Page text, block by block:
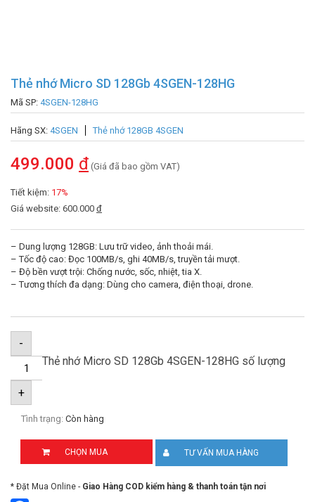
Thẻ nhớ Micro SD 128Gb 4SGEN-128HG
Mã SP: 4SGEN-128HG
Hãng SX: 4SGEN Thẻ nhớ 128GB 4SGEN
499.000 đ (Giá đã bao gồm VAT)
Tiết kiệm: 17%
Giá website: 600.000 đ
– Dung lượng 128GB: Lưu trữ video, ảnh thoải mái.
– Tốc độ cao: Đọc 100MB/s, ghi 40MB/s, truyền tải mượt.
– Độ bền vượt trội: Chống nước, sốc, nhiệt, tia X.
– Tương thích đa dạng: Dùng cho camera, điện thoại, drone.
-
Thẻ nhớ Micro SD 128Gb 4SGEN-128HG số lượng
+
Tình trạng: Còn hàng
CHỌN MUA TƯ VẤN MUA HÀNG
* Đặt Mua Online - Giao Hàng COD kiểm hàng & thanh toán tận nơi